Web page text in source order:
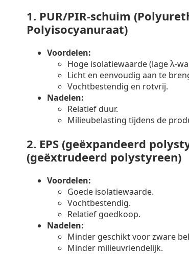
1. PUR/PIR-schuim
Polyisocyanuraat)
Voordelen:
Hoge isolatiewaarde (lage λ-
Licht en eenvoudig aan te
Vochtbestendig en rotvrij.
Nadelen:
Relatief duur.
Milieubelasting tijdens de
2. EPS (geëxpandeerd
(geëxtrudeerd polystyreen)
Voordelen:
Goede isolatiewaarde.
Vochtbestendig.
Relatief goedkoop.
Nadelen:
Minder geschikt voor zware
Minder milieuvriendelijk.